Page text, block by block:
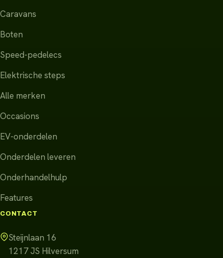
Caravans
Boten
Speed-pedelecs
Elektrische steps
Alle merken
Occasions
EV-onderdelen
Onderdelen leveren
Onderhandelhulp
Features
CONTACT
Steijnlaan 16
1217 JS Hilversum